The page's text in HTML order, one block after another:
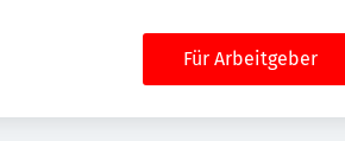
Für Arbeitgeber